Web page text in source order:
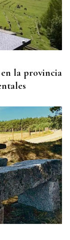
la provincia